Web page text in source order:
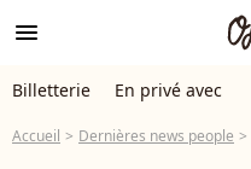
menu
Billetterie En privé avec
Accueil Dernières news people